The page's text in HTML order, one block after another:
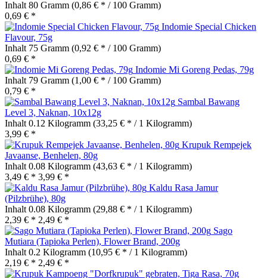
Inhalt 80 Gramm (0,86 € * / 100 Gramm)
0,69 € *
Indomie Special Chicken
Flavour, 75g
Inhalt 75 Gramm (0,92 € * / 100 Gramm)
0,69 € *
Indomie Mi Goreng Pedas, 79g
Inhalt 79 Gramm (1,00 € * / 100 Gramm)
0,79 € *
Sambal Bawang
Level 3, Naknan, 10x12g
Inhalt 0.12 Kilogramm (33,25 € * / 1 Kilogramm)
3,99 € *
Krupuk Rempejek
Javaanse, Benhelen, 80g
Inhalt 0.08 Kilogramm (43,63 € * / 1 Kilogramm)
3,49 € * 3,99 € *
Kaldu Rasa Jamur
(Pilzbrühe), 80g
Inhalt 0.08 Kilogramm (29,88 € * / 1 Kilogramm)
2,39 € * 2,49 € *
Sago
Mutiara (Tapioka Perlen), Flower Brand, 200g
Inhalt 0.2 Kilogramm (10,95 € * / 1 Kilogramm)
2,19 € * 2,49 € *